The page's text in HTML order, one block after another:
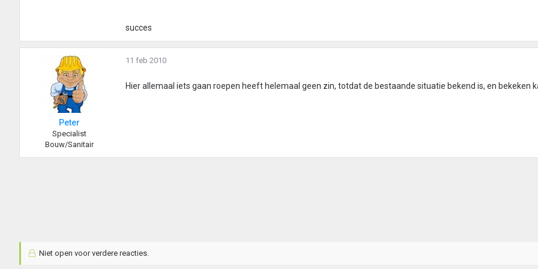
succes
Peter
Specialist
Bouw/Sanitair
11 feb 2010
Hier allemaal iets gaan roepen heeft helemaal geen zin, totdat de bestaande situatie bekend is, en bekeken
Niet open voor verdere reacties.